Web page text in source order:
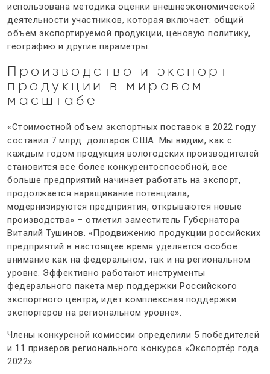
использована методика оценки внешнеэкономической
деятельности участников, которая включает: общий
объем экспортируемой продукции, ценовую политику,
географию и другие параметры.
Производство и экспорт
продукции
в мировом
масштабе
«Стоимостной объем экспортных поставок в 2022 году
составил 7 млрд. долларов США. Мы видим, как с
каждым годом продукция вологодских производителей
становится все более конкурентоспособной, все
больше предприятий начинает работать на экспорт,
продолжается наращивание потенциала,
модернизируются предприятия, открываются новые
производства» – отметил заместитель Губернатора
Виталий Тушинов. «Продвижению продукции российских
предприятий в настоящее время уделяется особое
внимание как на федеральном, так и на региональном
уровне. Эффективно работают инструменты
федерального пакета мер поддержки Российского
экспортного центра, идет комплексная поддержки
экспортеров на региональном уровне».
Члены конкурсной комиссии определили 5 победителей
и 11 призеров регионального конкурса «Экспортёр года
2022»